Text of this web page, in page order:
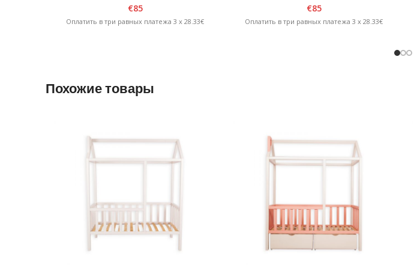
белый/графит
€85
Оплатить в три равных платежа 3 x 28.33€
коричневая/желтая
€85
Оплатить в три равных платежа 3 x 28.33€
Похожие товары